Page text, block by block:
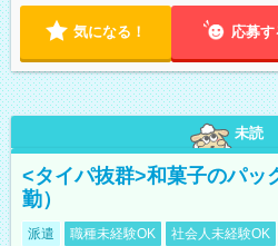
気になる！ 応募す
未読
<タイパ抜群>和菓子のパッ
勤）
派遣 職種未経験OK 社会人未経験OK